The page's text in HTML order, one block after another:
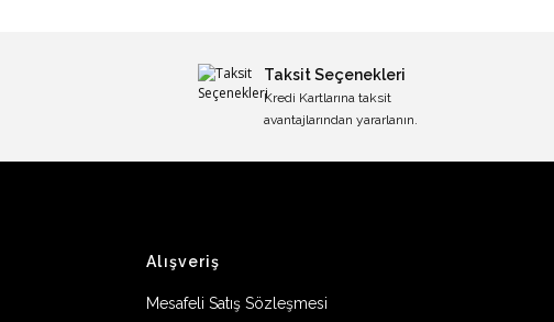
Taksit Seçenekleri
Kredi Kartlarına taksit
avantajlarından yararlanın.
Alışveriş
Mesafeli Satış Sözleşmesi